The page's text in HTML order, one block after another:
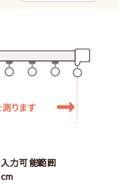
入力可能範囲
cm